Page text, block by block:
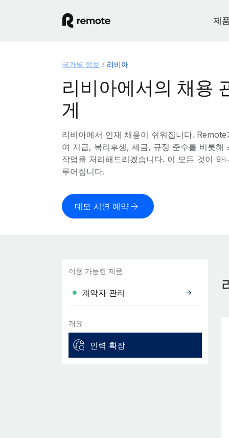
제
국가별 정보 리비아
리비아에서의 채용
게
리비아에서 인재 채용이 쉬워집니다.
여 지급, 복리후생, 세금, 규정 준수를 비롯해
작업을 처리해드리겠습니다. 이 모든 것이 하
루어집니다.
데모 시연 예약
이용 가능한 제품
계약자 관리
개요
인력 확장